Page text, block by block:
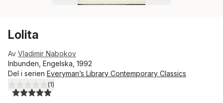
Lolita
Av Vladimir Nabokov
Inbunden, Engelska, 1992
Del i serien Everyman’s Library Contemporary Classics
5,0utav 5 stjärnor. Totalt antal röster:
(1)